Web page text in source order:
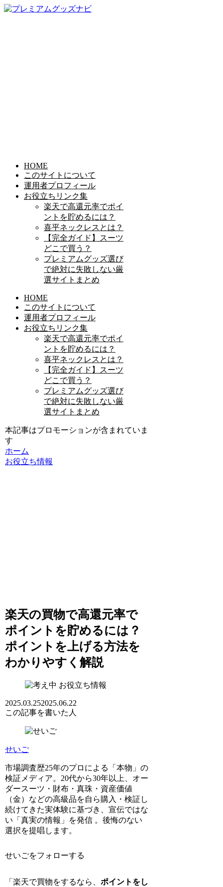
HOME
このサイトについて
運用者プロフィール
お役立ちリンク集
楽天で高還元率でポイ
ントを貯めるには？
喜平ネックレスとは？
【完全ガイド】スーツ
どこで買う？
プレミアムグッズ選び
で絶対に失敗しない厳
選サイトまとめ
HOME
このサイトについて
運用者プロフィール
お役立ちリンク集
楽天で高還元率でポイ
ントを貯めるには？
喜平ネックレスとは？
【完全ガイド】スーツ
どこで買う？
プレミアムグッズ選び
で絶対に失敗しない厳
選サイトまとめ
本記事はプロモーションが含まれていま
す
ホーム
お役立ち情報
楽天の買物で高還元率で
ポイントを貯めるには？
ポイントを上げる方法を
わかりやすく解説
お役立ち情報
2025.03.252025.06.22
この記事を書いた人
せいご
市場調査歴25年のプロによる「本物」の
検証メディア。20代から30年以上、オー
ダースーツ・財布・真珠・資産価値
（金）などの高級品を自ら購入・検証し
続けてきた実体験に基づき、宣伝ではな
い「真実の情報」を発信 。後悔のない
選択を提唱します。
せいごをフォローする
「楽天で買物をするなら、ポイントをし